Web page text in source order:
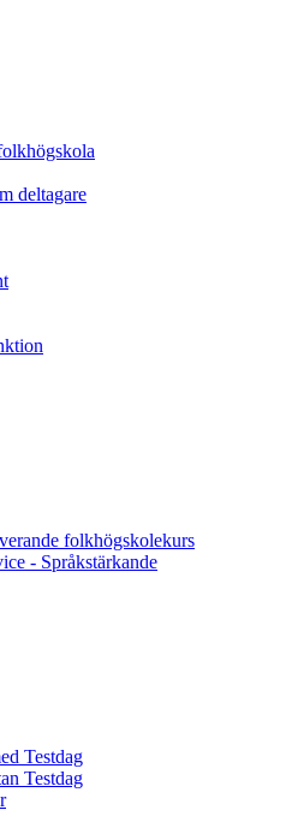
deltagare
folkhögskolekurs
- Språkstärkande
Testdag
Testdag